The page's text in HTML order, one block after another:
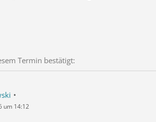
Termin bestätigt:
um 14:12